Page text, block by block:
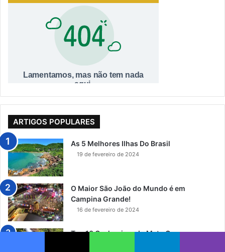
ARTIGOS POPULARES
As 5 Melhores Ilhas Do Brasil
19 de fevereiro de 2024
O Maior São João do Mundo é em
Campina Grande!
16 de fevereiro de 2024
Top 10 Cachoeiras do Mato Grosso que